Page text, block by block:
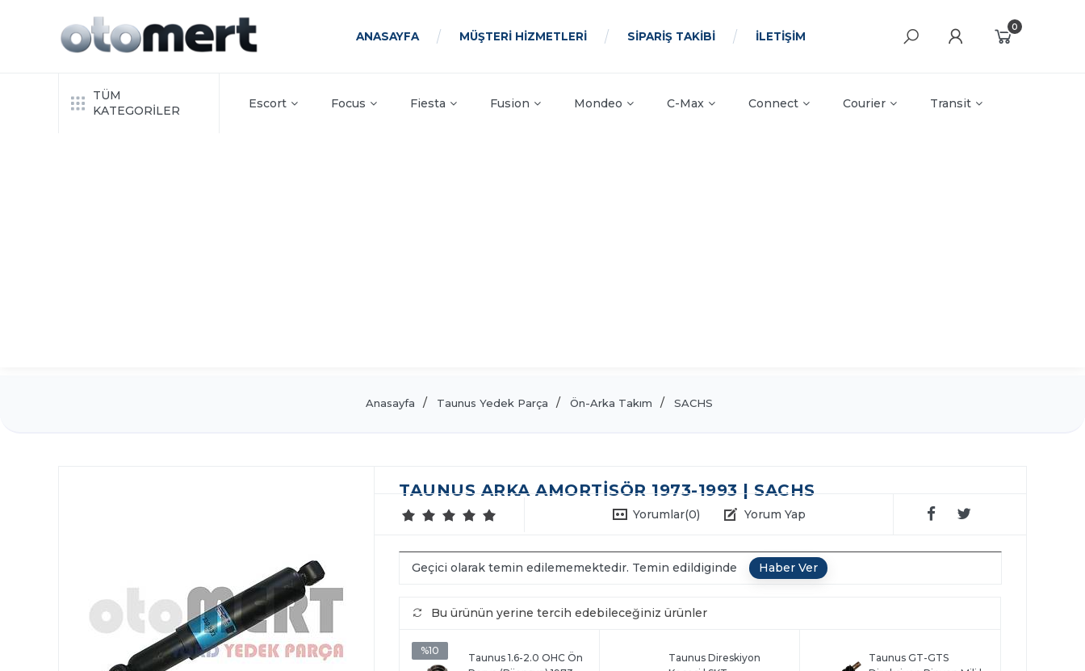
ANASAYFA MÜŞTERİ HİZMETLERİ SİPARİŞ TAKİBİ İLETİŞİM
0
TÜM
KATEGORİLER
Escort Focus Fiesta Fusion Mondeo C-Max Connect Courier Transit
Anasayfa Taunus Yedek Parça Ön-Arka Takım SACHS
TAUNUS ARKA AMORTISÖR 1973-1993 | SACHS
Yorumlar(0) Yorum Yap
Geçici olarak temin edilememektedir. Temin edildiginde
Bu ürünün yerine tercih edebileceğiniz ürünler
Taunus 1.6-2.0 OHC Ön
%10
Taunus Direskiyon
Taunus GT-GTS